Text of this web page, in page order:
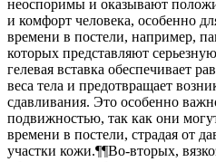
неоспоримы и оказывают
и комфорт человека, особенно
времени в постели, например,
которых представляют
гелевая вставка обеспечивает
веса тела и предотвращает
сдавливания. Это особенно
подвижностью, так как они
времени в постели, страдая от
участки кожи.¶¶Во-вторых,